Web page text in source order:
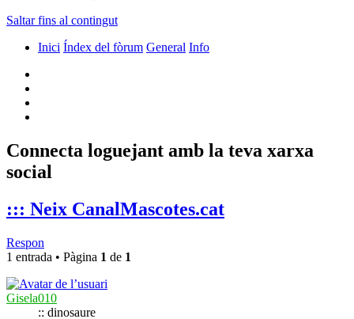
Saltar fins al contingut
Inici Índex del fòrum General Info
Connecta loguejant amb la teva xarxa
social
::: Neix CanalMascotes.cat
Respon
1 entrada • Pàgina 1 de 1
Gisela010
:: dinosaure